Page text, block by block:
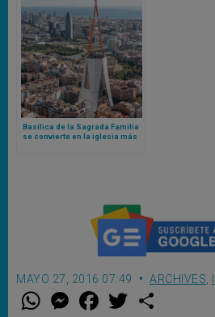
Basílica de la Sagrada Familia
se convierte en la iglesia más
MAYO 27, 2016 07:49 ARCHIVES,
W M
e
F
a w